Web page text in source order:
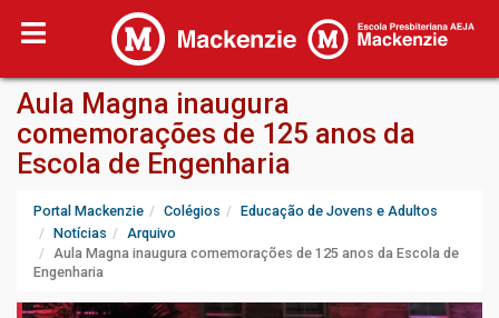
Aula Magna inaugura
comemorações de 125 anos da
Escola de Engenharia
Portal Mackenzie Colégios
Educação de Jovens e Adultos
Notícias
Arquivo
Aula Magna inaugura comemorações de 125 anos da Escola de
Engenharia